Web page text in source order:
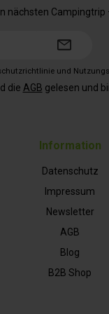
Information
Datenschutz
Impressum
Newsletter
AGB
Blog
B2B Shop
und
die AGB gelesen und